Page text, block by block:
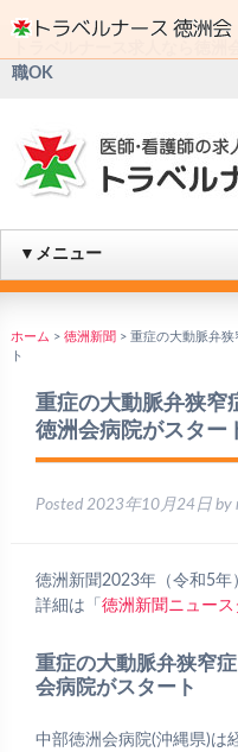
トラベルナース求人なら徳洲
職OK
▼メニュー
ホーム > 徳洲新聞 > 重症の大動脈弁狭
ト
重症の大動脈弁狭窄
徳洲会病院がスター
Posted 2023年10月24日 by
徳洲新聞2023年（令和5
詳細は「 徳洲新聞ニュース
重症の大動脈弁狭窄
会病院がスタート
中部徳洲会病院(沖縄県)は